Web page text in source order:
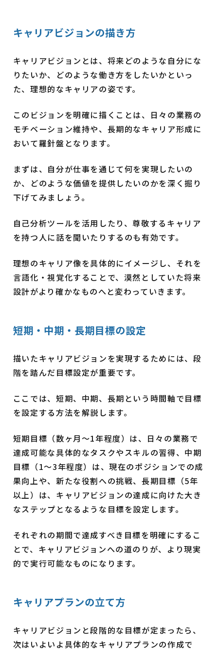
キャリアビジョンの描き方
キャリアビジョンとは、将来どのような自分にな
りたいか、どのような働き方をしたいかといっ
た、理想的なキャリアの姿です。
このビジョンを明確に描くことは、日々の業務の
モチベーション維持や、長期的なキャリア形成に
おいて羅針盤となります。
まずは、自分が仕事を通じて何を実現したいの
か、どのような価値を提供したいのかを深く掘り
下げてみましょう。
自己分析ツールを活用したり、尊敬するキャリア
を持つ人に話を聞いたりするのも有効です。
理想のキャリア像を具体的にイメージし、それを
言語化・視覚化することで、漠然としていた将来
設計がより確かなものへと変わっていきます。
短期・中期・長期目標の設定
描いたキャリアビジョンを実現するためには、段
階を踏んだ目標設定が重要です。
ここでは、短期、中期、長期という時間軸で目標
を設定する方法を解説します。
短期目標（数ヶ月～1年程度）は、日々の業務で
達成可能な具体的なタスクやスキルの習得、中期
目標（1～3年程度）は、現在のポジションでの成
果向上や、新たな役割への挑戦、長期目標（5年
以上）は、キャリアビジョンの達成に向けた大き
なステップとなるような目標を設定します。
それぞれの期間で達成すべき目標を明確にするこ
とで、キャリアビジョンへの道のりが、より現実
的で実行可能なものになります。
キャリアプランの立て方
キャリアビジョンと段階的な目標が定まったら、
次はいよいよ具体的なキャリアプランの作成で